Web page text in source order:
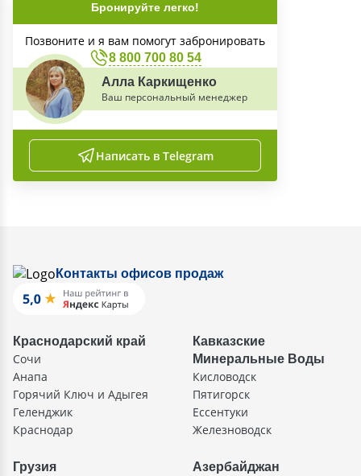
Бронируйте легко!
Позвоните и я вам помогут забронировать
8 800 700 80 54
Алла Каркищенко
Ваш персональный менеджер
Написать в Telegram
Контакты офисов продаж
Краснодарский край
Сочи
Анапа
Горячий Ключ и Адыгея
Геленджик
Краснодар
Кавказские
Минеральные Воды
Кисловодск
Пятигорск
Ессентуки
Железноводск
Грузия Азербайджан